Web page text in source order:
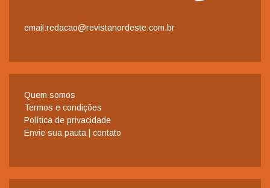
email:redacao@revistanordeste.com.br
Quem somos
Termos e condições
Política de privacidade
Envie sua pauta | contato